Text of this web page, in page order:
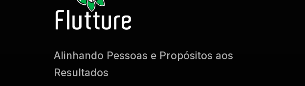
Alinhando Pessoas e Propósitos aos
Resultados